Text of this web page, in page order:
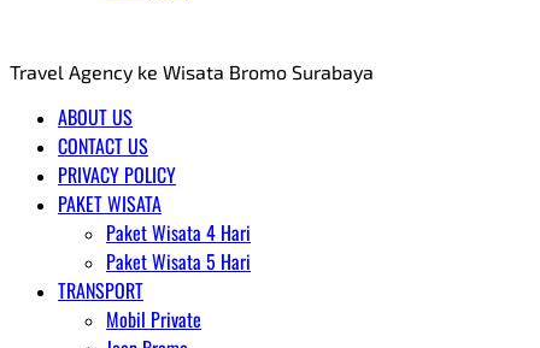
Travel Agency ke Wisata Bromo Surabaya
ABOUT US
CONTACT US
PRIVACY POLICY
PAKET WISATA
Paket Wisata 4 Hari
Paket Wisata 5 Hari
TRANSPORT
Mobil Private